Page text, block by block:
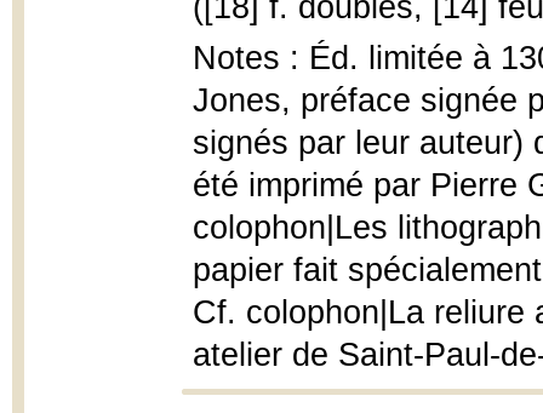
([18] f. doubles, [14]
Notes : Éd. limitée à
Jones, préface signée
signés par leur auteur)
été imprimé par Pierre
colophon|Les
papier fait
Cf. colophon|La reliure
atelier de Saint-Paul-